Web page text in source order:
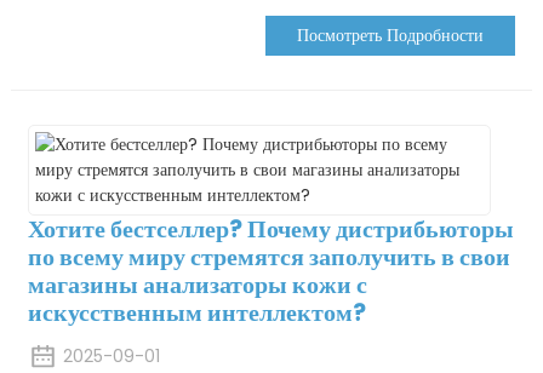
Посмотреть Подробности
Хотите бестселлер? Почему дистрибьюторы
по всему миру стремятся заполучить в свои
магазины анализаторы кожи с
искусственным интеллектом?
2025-09-01